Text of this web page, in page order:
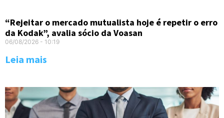
“Rejeitar o mercado mutualista hoje é repetir o erro
da Kodak”, avalia sócio da Voasan
06/08/2026 10:19
Leia mais